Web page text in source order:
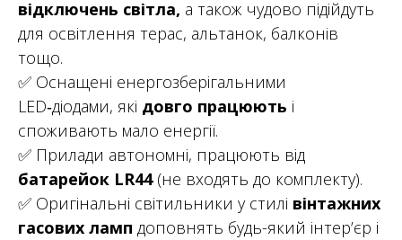
відключень світла, а також чудово підійдуть
для освітлення терас, альтанок, балконів
тощо.
✅ Оснащені енергозберігальними
LED‑діодами, які довго працюють і
споживають мало енергії.
✅ Прилади автономні, працюють від
батарейок LR44 (не входять до комплекту).
✅ Оригінальні світильники у стилі вінтажних
гасових ламп доповнять будь-який інтер’єр і